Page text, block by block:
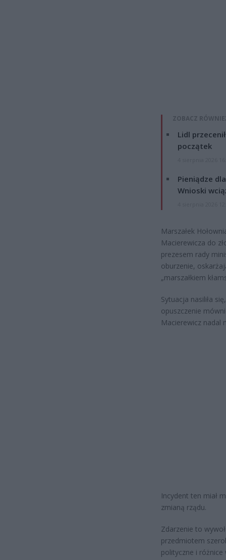
ZOBACZ
Lidl
początek
Pieniądze
Wnioski
Marszałek
Macierewicza do
prezesem rady
oburzenie,
„marszałkiem
Sytuacja nasiliła
opuszczenie
Macierewicz nadal
Incydent ten miał
zmianą rządu.
Zdarzenie to
przedmiotem
polityczne i